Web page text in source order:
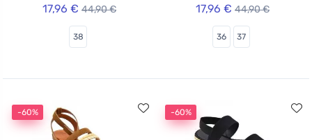
17,96 € 44,90 €
38
17,96 € 44,90 €
36 37
-60% -60%